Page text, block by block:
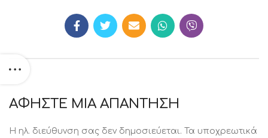
ΑΦΉΣΤΕ ΜΙΑ ΑΠΆΝΤΗΣΗ
Η ηλ. διεύθυνση σας δεν δημοσιεύεται.
Τα υποχρεωτικά